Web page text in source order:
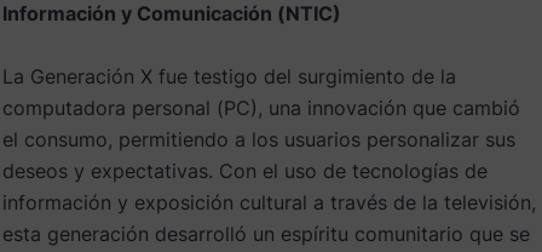
Información y Comunicación (NTIC)
La Generación X fue testigo del surgimiento de la
computadora personal (PC), una innovación que cambió
el consumo, permitiendo a los usuarios personalizar sus
deseos y expectativas. Con el uso de tecnologías de
información y exposición cultural a través de la televisión,
esta generación desarrolló un espíritu comunitario que se